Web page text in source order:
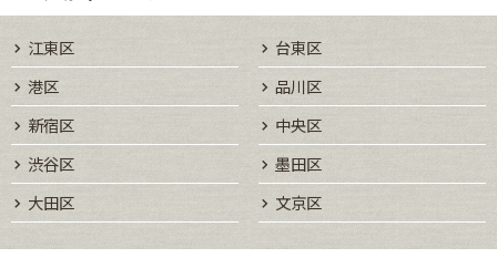
江東区
台東区
港区
品川区
新宿区
中央区
渋谷区
墨田区
大田区
文京区